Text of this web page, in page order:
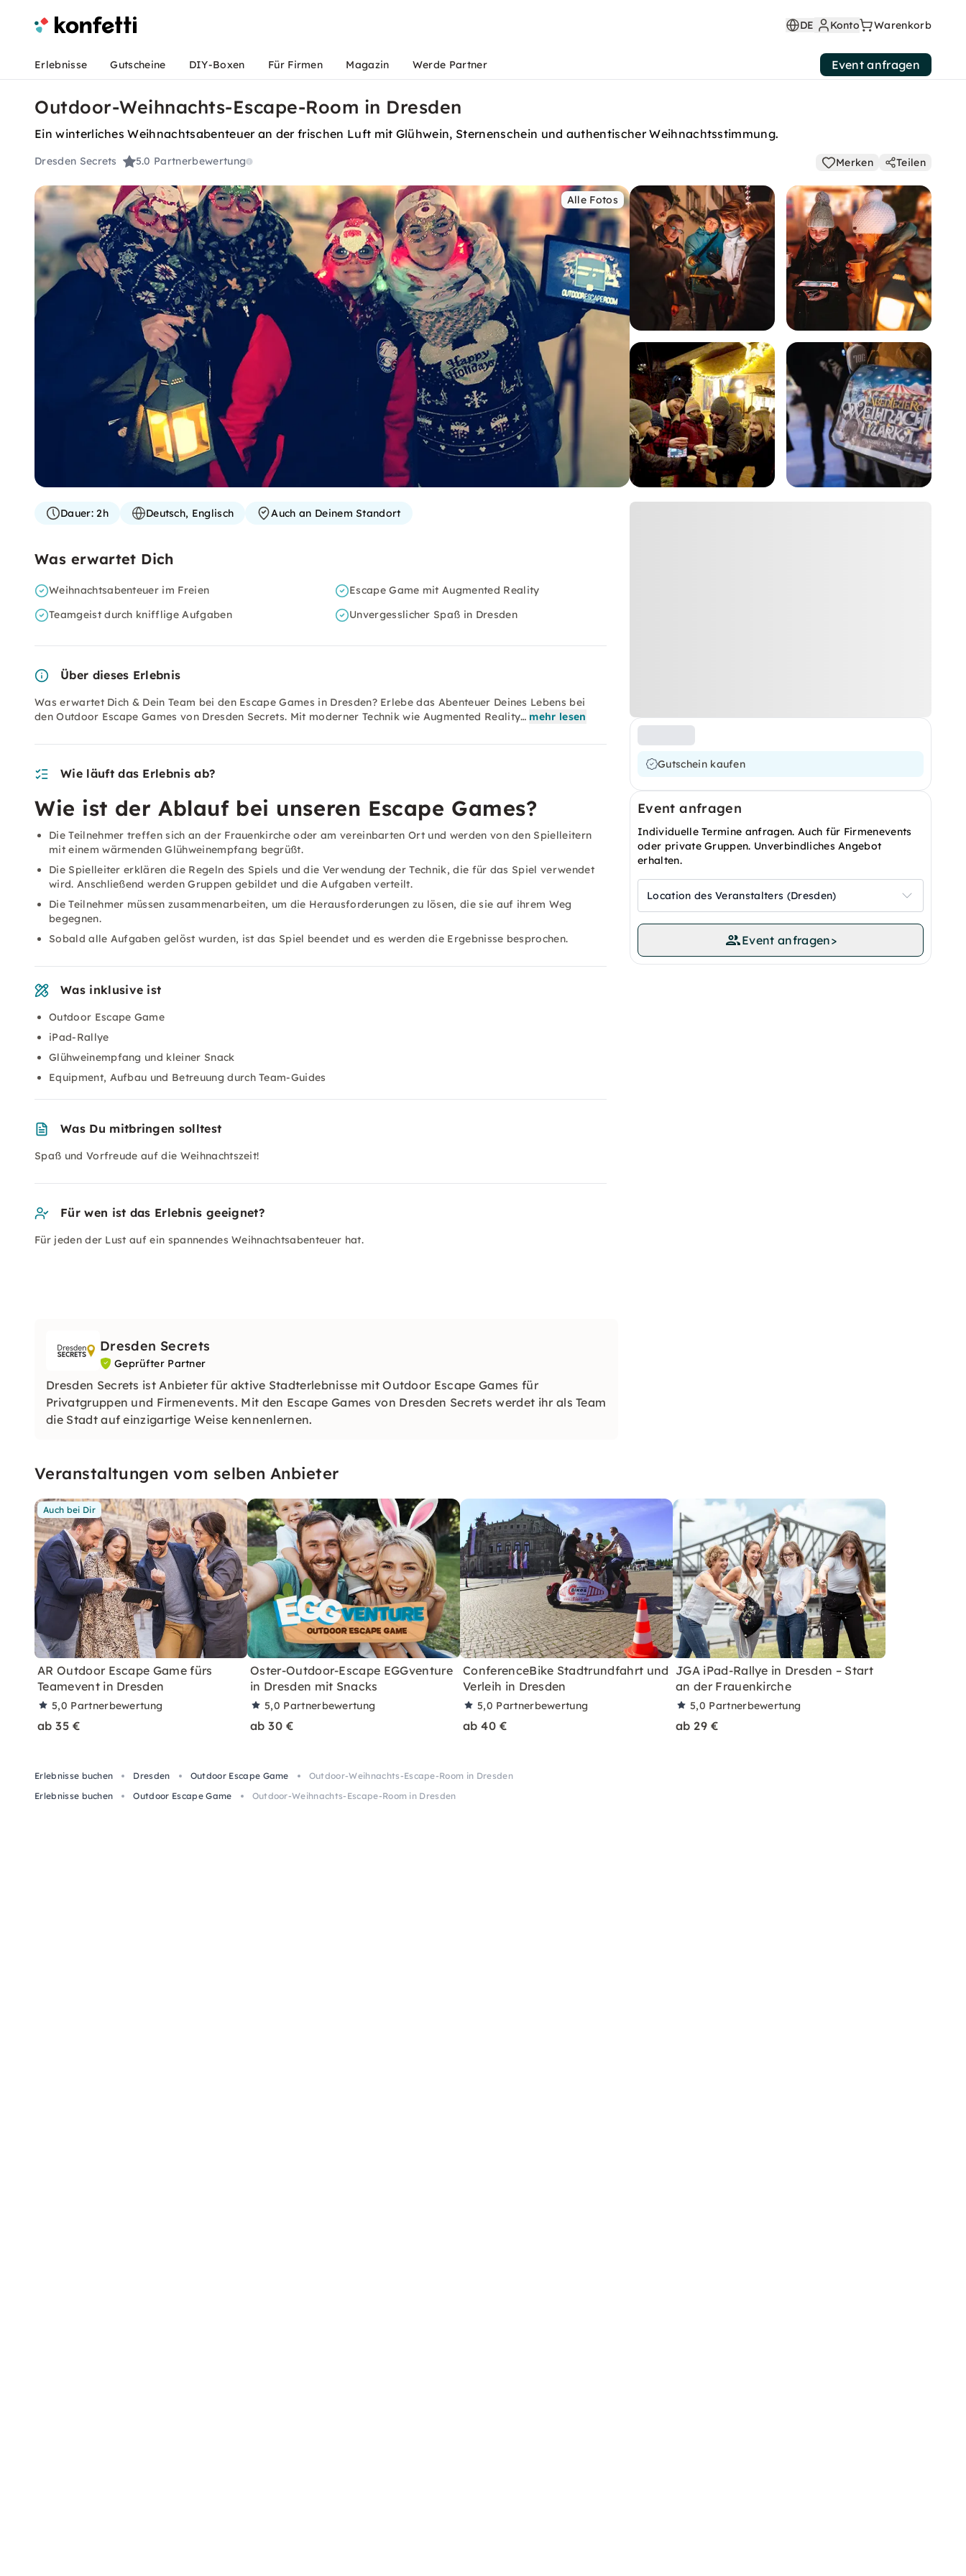
DE Konto Warenkorb
Erlebnisse Gutscheine DIY-Boxen Für Firmen Magazin Werde Partner Event anfragen
Outdoor-Weihnachts-Escape-Room in Dresden
Ein winterliches Weihnachtsabenteuer an der frischen Luft mit Glühwein, Sternenschein und authentischer Weihnachtsstimmung.
Dresden Secrets 5.0 Partnerbewertung Merken Teilen
Alle Fotos
Gutschein kaufen
Event anfragen
Individuelle Termine anfragen. Auch für Firmenevents
oder private Gruppen. Unverbindliches Angebot
erhalten.
Location des Veranstalters (Dresden)
Event anfragen>
Dauer:2h Deutsch, Englisch Auch an Deinem Standort
Was erwartet Dich
Weihnachtsabenteuer im Freien
Escape Game mit Augmented Reality
Teamgeist durch knifflige Aufgaben
Unvergesslicher Spaß in Dresden
Über dieses Erlebnis
Was erwartet Dich & Dein Team bei den Escape Games in Dresden? Erlebe das Abenteuer Deines Lebens bei
den Outdoor Escape Games von Dresden Secrets. Mit moderner Technik wie Augmented Reality… mehr lesen
Wie läuft das Erlebnis ab?
Wie ist der Ablauf bei unseren Escape Games?
Die Teilnehmer treffen sich an der Frauenkirche oder am vereinbarten Ort und werden von den Spielleitern
mit einem wärmenden Glühweinempfang begrüßt.
Die Spielleiter erklären die Regeln des Spiels und die Verwendung der Technik, die für das Spiel verwendet
wird. Anschließend werden Gruppen gebildet und die Aufgaben verteilt.
Die Teilnehmer müssen zusammenarbeiten, um die Herausforderungen zu lösen, die sie auf ihrem Weg
begegnen.
Sobald alle Aufgaben gelöst wurden, ist das Spiel beendet und es werden die Ergebnisse besprochen.
Was inklusive ist
Outdoor Escape Game
iPad-Rallye
Glühweinempfang und kleiner Snack
Equipment, Aufbau und Betreuung durch Team-Guides
Was Du mitbringen solltest
Spaß und Vorfreude auf die Weihnachtszeit!
Für wen ist das Erlebnis geeignet?
Für jeden der Lust auf ein spannendes Weihnachtsabenteuer hat.
Dresden Secrets
Geprüfter Partner
Dresden Secrets ist Anbieter für aktive Stadterlebnisse mit Outdoor Escape Games für
Privatgruppen und Firmenevents. Mit den Escape Games von Dresden Secrets werdet ihr als Team
die Stadt auf einzigartige Weise kennenlernen.
Veranstaltungen vom selben Anbieter
Auch bei Dir
AR Outdoor Escape Game fürs
Teamevent in Dresden
5,0 Partnerbewertung
ab 35 €
Oster-Outdoor-Escape EGGventure
in Dresden mit Snacks
5,0 Partnerbewertung
ab 30 €
ConferenceBike Stadtrundfahrt und
Verleih in Dresden
5,0 Partnerbewertung
ab 40 €
JGA iPad-Rallye in Dresden – Start
an der Frauenkirche
5,0 Partnerbewertung
ab 29 €
Erlebnisse buchen Dresden Outdoor Escape Game
Outdoor-Weihnachts-Escape-Room in Dresden
Erlebnisse buchen
Outdoor Escape Game Outdoor-Weihnachts-Escape-Room in Dresden